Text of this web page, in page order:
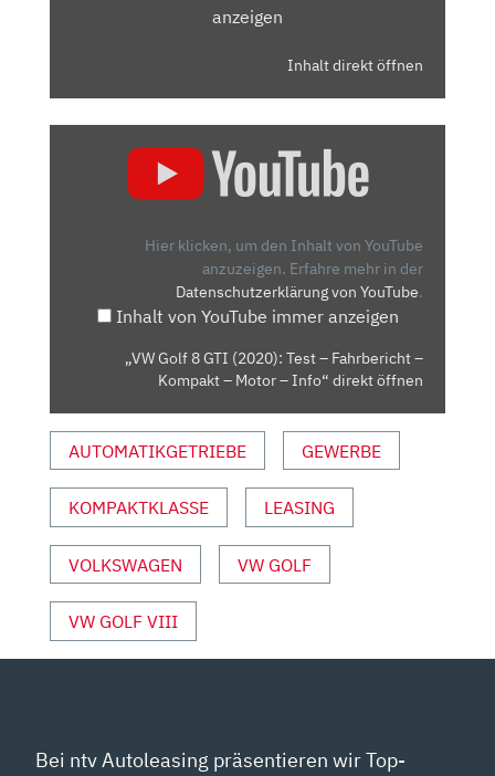
anzeigen
Inhalt direkt öffnen
FAHRBERICHT
MOTOR
VON
YOUTUBE
ANZEIGEN
Hier klicken, um den Inhalt von YouTube
anzuzeigen. Erfahre mehr in der
Datenschutzerklärung von YouTube.
Inhalt von YouTube immer anzeigen
„VW Golf 8 GTI (2020): Test – Fahrbericht –
Kompakt – Motor – Info“ direkt öffnen
AUTOMATIKGETRIEBE GEWERBE
KOMPAKTKLASSE LEASING
VOLKSWAGEN VW GOLF
VW GOLF VIII
Bei ntv Autoleasing präsentieren wir Top-